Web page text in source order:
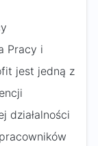
Pracy i
jest jedną z
działalności